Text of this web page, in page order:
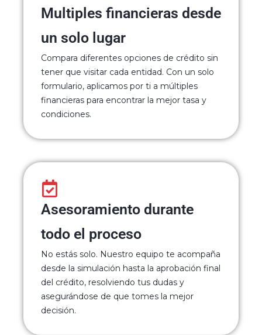
Multiples financieras desde
un solo lugar
Compara diferentes opciones de crédito sin
tener que visitar cada entidad. Con un solo
formulario, aplicamos por ti a múltiples
financieras para encontrar la mejor tasa y
condiciones.
Asesoramiento durante
todo el proceso
No estás solo. Nuestro equipo te acompaña
desde la simulación hasta la aprobación final
del crédito, resolviendo tus dudas y
asegurándose de que tomes la mejor
decisión.